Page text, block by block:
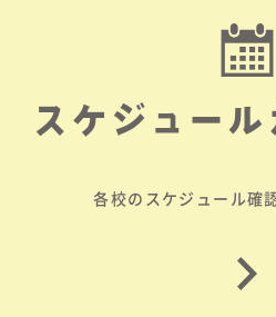
スケジュー
各校のスケジュール確